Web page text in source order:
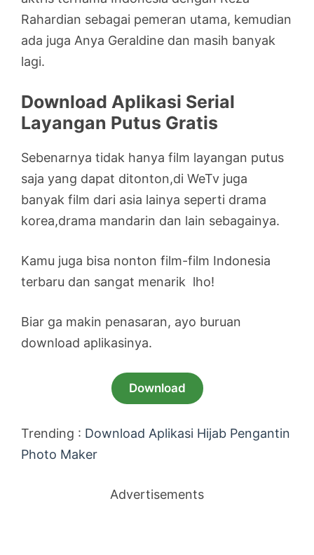
Rahardian sebagai pemeran utama, kemudian
ada juga Anya Geraldine dan masih banyak
lagi.
Download Aplikasi Serial
Layangan Putus Gratis
Sebenarnya tidak hanya film layangan putus
saja yang dapat ditonton,di WeTv juga
banyak film dari asia lainya seperti drama
korea,drama mandarin dan lain sebagainya.
Kamu juga bisa nonton film-film Indonesia
terbaru dan sangat menarik lho!
Biar ga makin penasaran, ayo buruan
download aplikasinya.
Download
Trending : Download Aplikasi Hijab Pengantin
Photo Maker
Advertisements